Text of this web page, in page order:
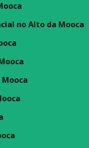
no Alto da Mooca